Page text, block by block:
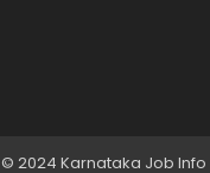
© 2024 Karnataka Job Info